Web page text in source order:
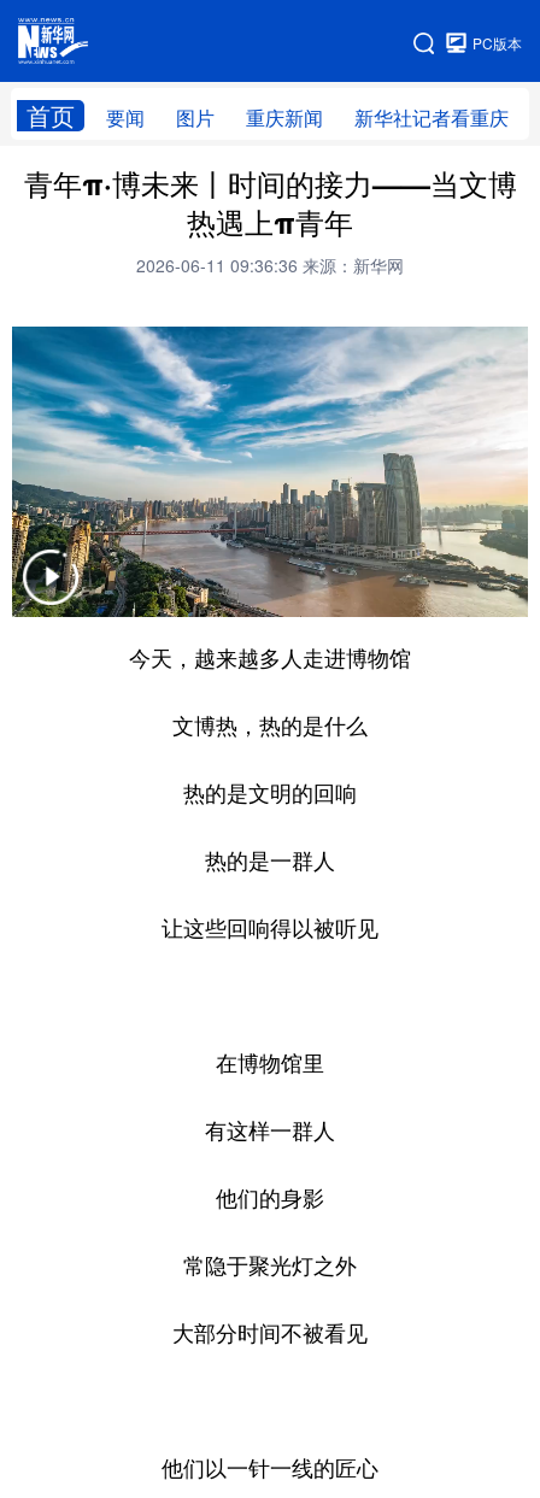
PC版本
首页 要闻 图片 重庆新闻 新华社记者看重庆
网站地图
青年π·博未来丨时间的接力——当文博
热遇上π青年
2026-06-11 09:36:36 来源：新华网
今天，越来越多人走进博物馆
文博热，热的是什么
热的是文明的回响
热的是一群人
让这些回响得以被听见
在博物馆里
有这样一群人
他们的身影
常隐于聚光灯之外
大部分时间不被看见
他们以一针一线的匠心